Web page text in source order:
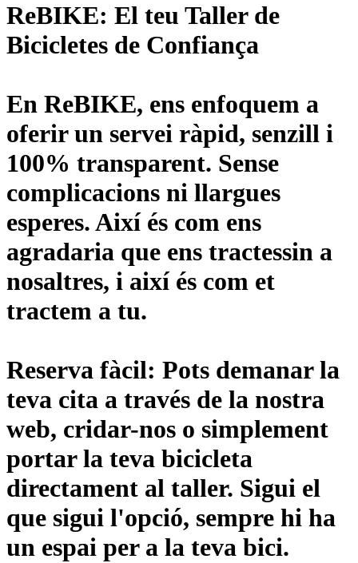
ReBIKE: El teu Taller de
Bicicletes de Confiança
En ReBIKE, ens enfoquem a
oferir un servei ràpid, senzill i
100% transparent. Sense
complicacions ni llargues
esperes. Així és com ens
agradaria que ens tractessin a
nosaltres, i així és com et
tractem a tu.
Reserva fàcil: Pots demanar la
teva cita a través de la nostra
web, cridar-nos o simplement
portar la teva bicicleta
directament al taller. Sigui el
que sigui l'opció, sempre hi ha
un espai per a la teva bici.